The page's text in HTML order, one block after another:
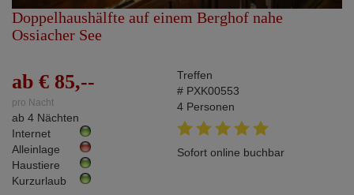
Doppelhaushälfte auf einem Berghof nahe
Ossiacher See
ab € 85,--
pro Nacht
ab 4 Nächten
Internet
Alleinlage
Haustiere
Kurzurlaub
Treffen
# PXK00553
4 Personen
Sofort online buchbar